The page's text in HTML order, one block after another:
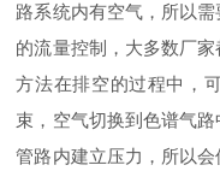
路系统内有空气，所以
的流量控制，大多数厂
方法在排空的过程中，
束，空气切换到色谱气
管路内建立压力，所以